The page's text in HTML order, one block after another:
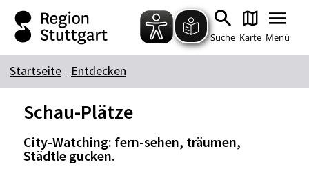
Zum Hauptinhalt springen
Zur Suche springen
Zur Hauptnavigation
Zum Footer springen
Suche Karte Menü
Suchbegriff
Das könnte Sie interessieren
Startseite Entdecken
Schau-Plätze
City-Watching: fern-sehen, träumen,
Städtle gucken.